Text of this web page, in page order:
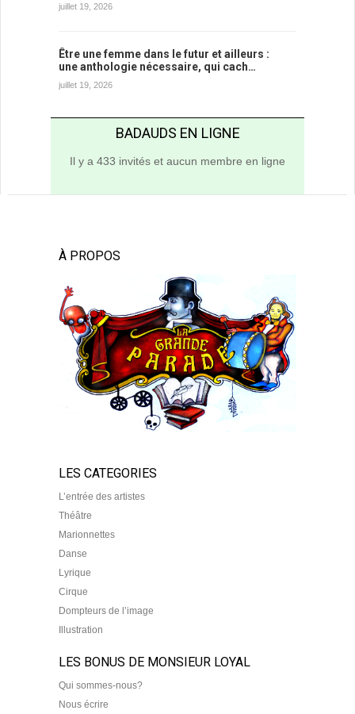
juillet 19, 2026
Être une femme dans le futur et ailleurs :
une anthologie nécessaire, qui cach…
juillet 19, 2026
BADAUDS EN LIGNE
Il y a 433 invités et aucun membre en ligne
À PROPOS
LES CATEGORIES
L’entrée des artistes
Théâtre
Marionnettes
Danse
Lyrique
Cirque
Dompteurs de l’image
Illustration
LES BONUS DE MONSIEUR LOYAL
Qui sommes-nous?
Nous écrire